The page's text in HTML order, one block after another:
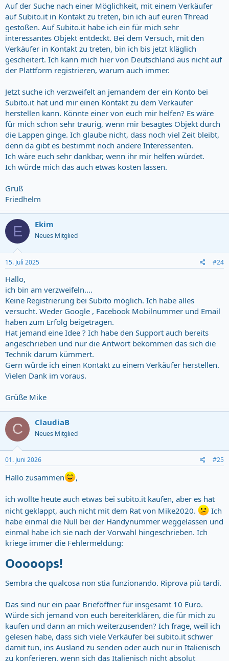
Auf der Suche nach einer Möglichkeit, mit einem Verkäufer
auf Subito.it in Kontakt zu treten, bin ich auf euren Thread
gestoßen. Auf Subito.it habe ich ein für mich sehr
interessantes Objekt entdeckt. Bei dem Versuch, mit den
Verkäufer in Kontakt zu treten, bin ich bis jetzt kläglich
gescheitert. Ich kann mich hier von Deutschland aus nicht auf
der Plattform registrieren, warum auch immer.
Jetzt suche ich verzweifelt an jemandem der ein Konto bei
Subito.it hat und mir einen Kontakt zu dem Verkäufer
herstellen kann. Könnte einer von euch mir helfen? Es wäre
für mich schon sehr traurig, wenn mir besagtes Objekt durch
die Lappen ginge. Ich glaube nicht, dass noch viel Zeit bleibt,
denn da gibt es bestimmt noch andere Interessenten.
Ich wäre euch sehr dankbar, wenn ihr mir helfen würdet.
Ich würde mich das auch etwas kosten lassen.
Gruß
Friedhelm
E Ekim
Neues Mitglied
15. Juli 2025 #24
Hallo,
ich bin am verzweifeln....
Keine Registrierung bei Subito möglich. Ich habe alles
versucht. Weder Google , Facebook Mobilnummer und Email
haben zum Erfolg beigetragen.
Hat jemand eine Idee ? Ich habe den Support auch bereits
angeschrieben und nur die Antwort bekommen das sich die
Technik darum kümmert.
Gern würde ich einen Kontakt zu einem Verkäufer herstellen.
Vielen Dank im voraus.
Grüße Mike
C ClaudiaB
Neues Mitglied
01. Juni 2026 #25
Hallo zusammen ,
ich wollte heute auch etwas bei subito.it kaufen, aber es hat
nicht geklappt, auch nicht mit dem Rat von Mike2020.
Ich
habe einmal die Null bei der Handynummer weggelassen und
einmal habe ich sie nach der Vorwahl hingeschrieben. Ich
kriege immer die Fehlermeldung:
Ooooops!​
Sembra che qualcosa non stia funzionando. Riprova più tardi.
Das sind nur ein paar Brieföffner für insgesamt 10 Euro.
Würde sich jemand von euch bereiterklären, die für mich zu
kaufen und dann an mich weiterzusenden? Ich frage, weil ich
gelesen habe, dass sich viele Verkäufer bei subito.it schwer
damit tun, ins Ausland zu senden oder auch nur in Italienisch
zu konferieren, wenn sich das Italienisch nicht absolut